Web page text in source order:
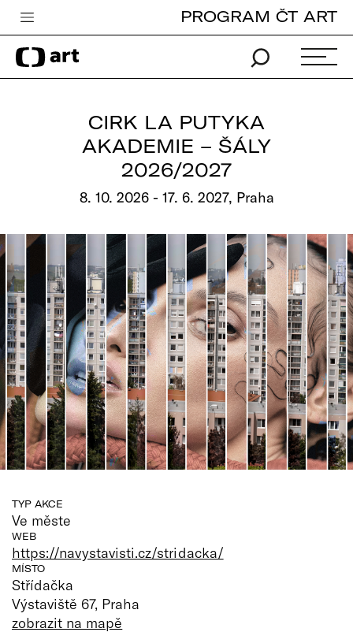
Česká televize
Zpravodajství
edu
Vše o ČT
PROGRAM ČT ART
CIRK LA PUTYKA
AKADEMIE – ŠÁLY
2026/2027
8. 10. 2026 - 17. 6. 2027, Praha
TYP AKCE
Ve měste
WEB
https://navystavisti.cz/stridacka/
MÍSTO
Střídačka
Výstaviště 67, Praha
zobrazit na mapě